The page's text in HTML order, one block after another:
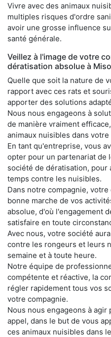
Vivre avec des animaux
multiples risques d'ordre
avoir une grosse influence
santé générale.
Veillez à l'image de votre
dératisation absolue à
Quelle que soit la nature de
rapport avec ces rats et
apporter des solutions
Nous nous engageons à
de manière vraiment
animaux nuisibles dans votre
En tant qu'entreprise, vous
opter pour un partenariat de
société de dératisation,
temps contre les nuisibles.
Dans notre compagnie,
bonne marche de vos
absolue, d'où l'engagement
satisfaire en toute
Avec nous, votre société
contre les rongeurs et leurs
semaine et à toute heure.
Notre équipe de
compétente et réactive, la
régler rapidement tous vos
votre compagnie.
Nous nous engageons à
appel, dans le but de vous
ces animaux nuisibles dans